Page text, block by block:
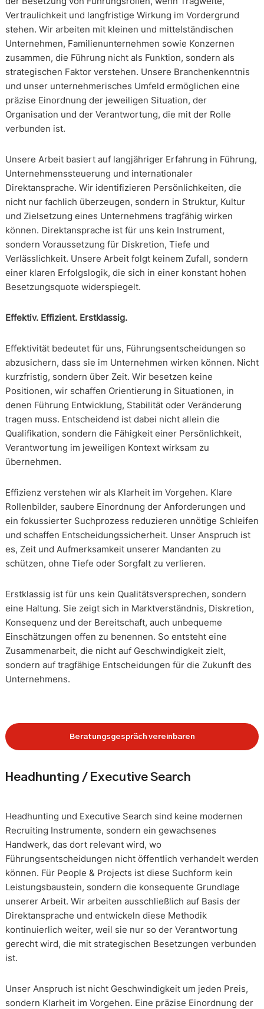
Vertraulichkeit und langfristige Wirkung im Vordergrund
stehen. Wir arbeiten mit kleinen und mittelständischen
Unternehmen, Familienunternehmen sowie Konzernen
zusammen, die Führung nicht als Funktion, sondern als
strategischen Faktor verstehen. Unsere Branchenkenntnis
und unser unternehmerisches Umfeld ermöglichen eine
präzise Einordnung der jeweiligen Situation, der
Organisation und der Verantwortung, die mit der Rolle
verbunden ist.
Unsere Arbeit basiert auf langjähriger Erfahrung in Führung,
Unternehmenssteuerung und internationaler
Direktansprache. Wir identifizieren Persönlichkeiten, die
nicht nur fachlich überzeugen, sondern in Struktur, Kultur
und Zielsetzung eines Unternehmens tragfähig wirken
können. Direktansprache ist für uns kein Instrument,
sondern Voraussetzung für Diskretion, Tiefe und
Verlässlichkeit. Unsere Arbeit folgt keinem Zufall, sondern
einer klaren Erfolgslogik, die sich in einer konstant hohen
Besetzungsquote widerspiegelt.
Effektiv. Effizient. Erstklassig.
Effektivität bedeutet für uns, Führungsentscheidungen so
abzusichern, dass sie im Unternehmen wirken können. Nicht
kurzfristig, sondern über Zeit. Wir besetzen keine
Positionen, wir schaffen Orientierung in Situationen, in
denen Führung Entwicklung, Stabilität oder Veränderung
tragen muss. Entscheidend ist dabei nicht allein die
Qualifikation, sondern die Fähigkeit einer Persönlichkeit,
Verantwortung im jeweiligen Kontext wirksam zu
übernehmen.
Effizienz verstehen wir als Klarheit im Vorgehen. Klare
Rollenbilder, saubere Einordnung der Anforderungen und
ein fokussierter Suchprozess reduzieren unnötige Schleifen
und schaffen Entscheidungssicherheit. Unser Anspruch ist
es, Zeit und Aufmerksamkeit unserer Mandanten zu
schützen, ohne Tiefe oder Sorgfalt zu verlieren.
Erstklassig ist für uns kein Qualitätsversprechen, sondern
eine Haltung. Sie zeigt sich in Marktverständnis, Diskretion,
Konsequenz und der Bereitschaft, auch unbequeme
Einschätzungen offen zu benennen. So entsteht eine
Zusammenarbeit, die nicht auf Geschwindigkeit zielt,
sondern auf tragfähige Entscheidungen für die Zukunft des
Unternehmens.
Beratungsgespräch vereinbaren
Headhunting / Executive Search
Headhunting und Executive Search sind keine modernen
Recruiting Instrumente, sondern ein gewachsenes
Handwerk, das dort relevant wird, wo
Führungsentscheidungen nicht öffentlich verhandelt werden
können. Für People & Projects ist diese Suchform kein
Leistungsbaustein, sondern die konsequente Grundlage
unserer Arbeit. Wir arbeiten ausschließlich auf Basis der
Direktansprache und entwickeln diese Methodik
kontinuierlich weiter, weil sie nur so der Verantwortung
gerecht wird, die mit strategischen Besetzungen verbunden
ist.
Unser Anspruch ist nicht Geschwindigkeit um jeden Preis,
sondern Klarheit im Vorgehen. Eine präzise Einordnung der